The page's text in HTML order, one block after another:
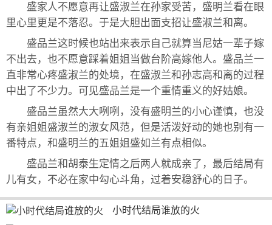
盛家人不愿意再让盛淑兰在孙家受苦，盛明兰看在眼
里心里更是不落忍。于是大胆出面支招让盛淑兰和离。
盛品兰这时候也站出来表示自己就算当尼姑一辈子嫁
不出去，也不愿意踩着姐姐当做台阶高嫁他人。盛品兰一
直非常心疼盛淑兰的处境，在盛淑兰和孙志高和离的过程
中出了不少力。可见盛品兰是一个重情重义的好姑娘。
盛品兰虽然大大咧咧，没有盛明兰的小心谨慎，也没
有亲姐姐盛淑兰的淑女风范，但是活泼好动的她也别有一
番特点，和盛明兰的五姐姐盛如兰有点相似。
盛品兰和胡泰生定情之后两人就成亲了，最后结局有
儿有女，不必在家中勾心斗角，过着安稳舒心的日子。
小时代结局谁放的火